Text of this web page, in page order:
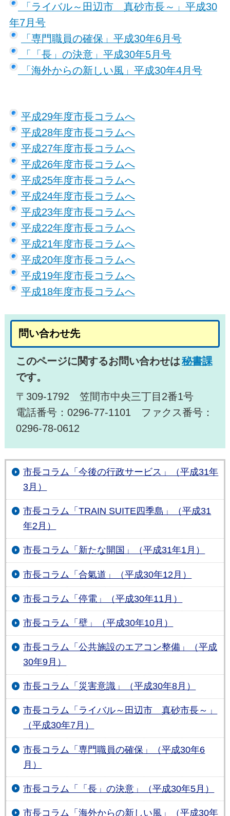
「ライバル～田辺市 真砂市長～」平成30
年7月号
「専門職員の確保」平成30年6月号
「「長」の決意」平成30年5月号
「海外からの新しい風」平成30年4月号
平成29年度市長コラムへ
平成28年度市長コラムへ
平成27年度市長コラムへ
平成26年度市長コラムへ
平成25年度市長コラムへ
平成24年度市長コラムへ
平成23年度市長コラムへ
平成22年度市長コラムへ
平成21年度市長コラムへ
平成20年度市長コラムへ
平成19年度市長コラムへ
平成18年度市長コラムへ
問い合わせ先
このページに関するお問い合わせは秘書課
です。
〒309-1792 笠間市中央三丁目2番1号
電話番号：0296-77-1101 ファクス番号：
0296-78-0612
市長コラム「今後の行政サービス」（平成31年
3月）
市長コラム「TRAIN SUITE四季島」（平成31
年2月）
市長コラム「新たな開国」（平成31年1月）
市長コラム「合氣道」（平成30年12月）
市長コラム「停電」（平成30年11月）
市長コラム「壁」（平成30年10月）
市長コラム「公共施設のエアコン整備」（平成
30年9月）
市長コラム「災害意識」（平成30年8月）
市長コラム「ライバル～田辺市 真砂市長～」
（平成30年7月）
市長コラム「専門職員の確保」（平成30年6
月）
市長コラム「「長」の決意」（平成30年5月）
市長コラム「海外からの新しい風」（平成30年